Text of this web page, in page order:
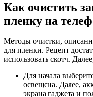
Как очистить
пленку на
Методы очистки,
для пленки. Рецепт
использовать скотч.
Для начала
освещена. Далее,
экрана гаджета и